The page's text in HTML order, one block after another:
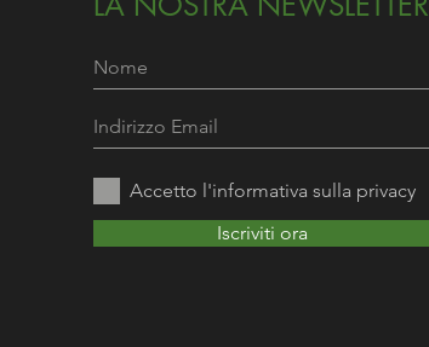
Accetto l'informativa sulla privacy
Iscriviti ora